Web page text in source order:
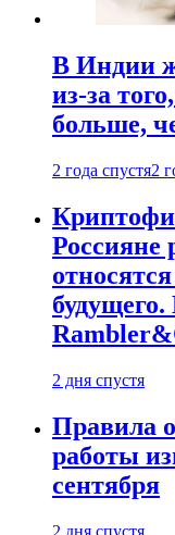
В Индии
из-за
больше,
2 года спустя2
Россияне
2 дня спустя
Правила
работы
сентября
2 дня спустя